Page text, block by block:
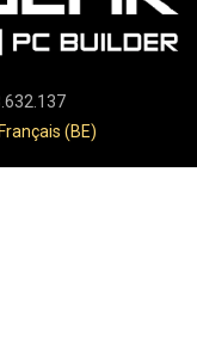
Français (BE)